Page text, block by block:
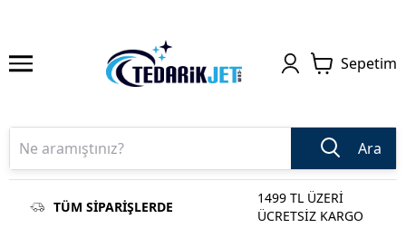
Sepetim
Ara
TÜM SİPARİŞLERDE
1499 TL ÜZERİ
ÜCRETSİZ KARGO